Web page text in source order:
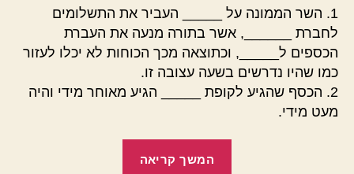
1. השר הממונה על _____ העביר את התשלומים
לחברת ______, אשר בתורה מנעה את העברת
הכספים ל_____, וכתוצאה מכך הכוחות לא יכלו לעזור
כמו שהיו נדרשים בשעה עצובה זו.
2. הכסף שהגיע לקופת _____ הגיע מאוחר מידי והיה
מעט מידי.
המשך קריאה